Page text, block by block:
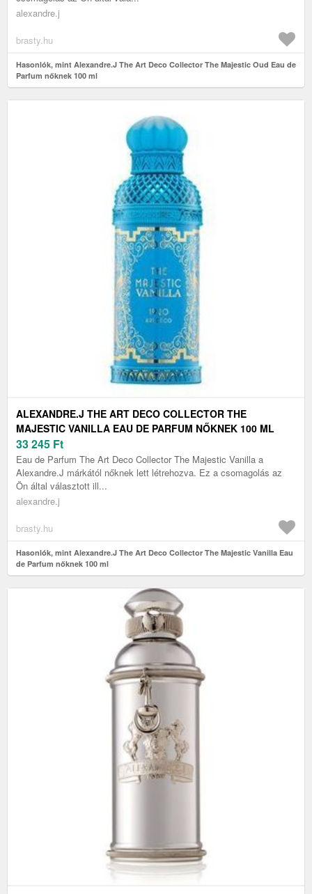
alexandre.j
brasty.hu
Hasonlók, mint Alexandre.J The Art Deco Collector The Majestic Oud Eau de
Parfum nőknek 100 ml
ALEXANDRE.J THE ART DECO COLLECTOR THE
MAJESTIC VANILLA EAU DE PARFUM NŐKNEK 100 ML
33 245 Ft
Eau de Parfum The Art Deco Collector The Majestic Vanilla a
Alexandre.J márkától nőknek lett létrehozva. Ez a csomagolás az
Ön által választott ill...
alexandre.j
brasty.hu
Hasonlók, mint Alexandre.J The Art Deco Collector The Majestic Vanilla Eau
de Parfum nőknek 100 ml